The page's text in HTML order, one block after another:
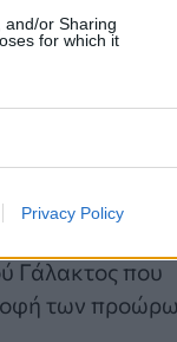
and/or Sharing
for which it
Privacy Policy
ως το 2030
ο κ.
στις
Κλινικής
που
Γάλακτος που
των